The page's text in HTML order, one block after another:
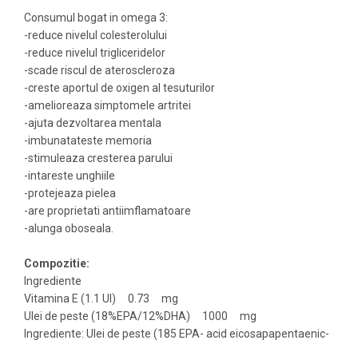
Consumul bogat in omega 3:
-reduce nivelul colesterolului
-reduce nivelul trigliceridelor
-scade riscul de ateroscleroza
-creste aportul de oxigen al tesuturilor
-amelioreaza simptomele artritei
-ajuta dezvoltarea mentala
-imbunatateste memoria
-stimuleaza cresterea parului
-intareste unghiile
-protejeaza pielea
-are proprietati antiimflamatoare
-alunga oboseala.
Compozitie:
Ingrediente
Vitamina E (1.1 UI) 0.73 mg
Ulei de peste (18%EPA/12%DHA) 1000 mg
Ingrediente: Ulei de peste (185 EPA- acid eicosapapentaenic-